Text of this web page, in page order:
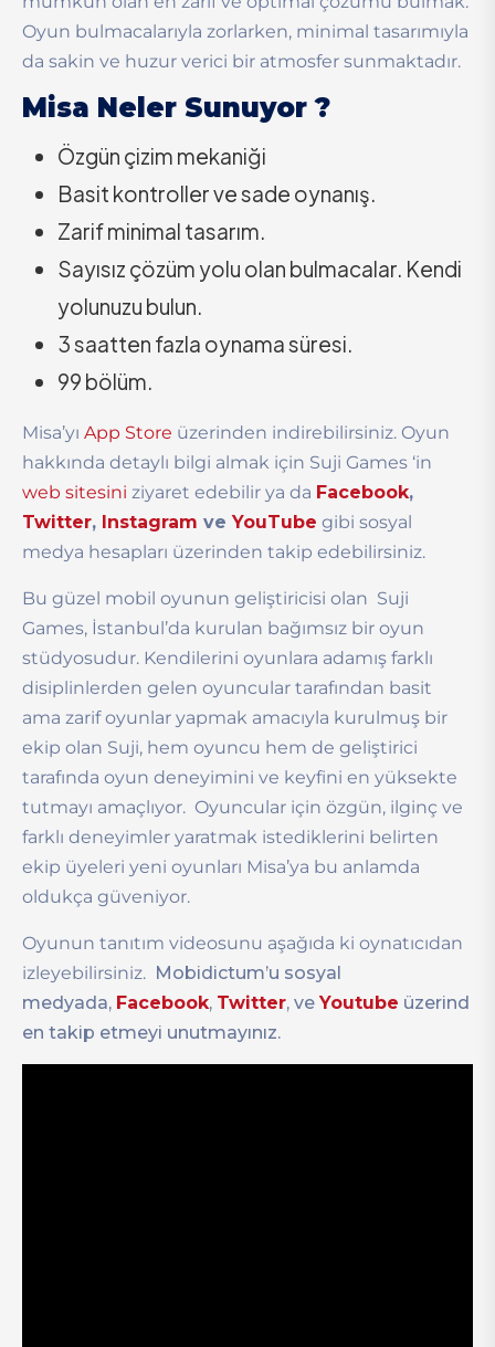
Oyun bulmacalarıyla zorlarken, minimal tasarımıyla
da sakin ve huzur verici bir atmosfer sunmaktadır.
Misa Neler Sunuyor ?
Özgün çizim mekaniği
Basit kontroller ve sade oynanış.
Zarif minimal tasarım.
Sayısız çözüm yolu olan bulmacalar. Kendi
yolunuzu bulun.
3 saatten fazla oynama süresi.
99 bölüm.
Misa’yı App Store üzerinden indirebilirsiniz. Oyun
hakkında detaylı bilgi almak için Suji Games ‘in
web sitesini ziyaret edebilir ya da Facebook,
Twitter, Instagram ve YouTube gibi sosyal
medya hesapları üzerinden takip edebilirsiniz.
Bu güzel mobil oyunun geliştiricisi olan Suji
Games, İstanbul’da kurulan bağımsız bir oyun
stüdyosudur. Kendilerini oyunlara adamış farklı
disiplinlerden gelen oyuncular tarafından basit
ama zarif oyunlar yapmak amacıyla kurulmuş bir
ekip olan Suji, hem oyuncu hem de geliştirici
tarafında oyun deneyimini ve keyfini en yüksekte
tutmayı amaçlıyor. Oyuncular için özgün, ilginç ve
farklı deneyimler yaratmak istediklerini belirten
ekip üyeleri yeni oyunları Misa’ya bu anlamda
oldukça güveniyor.
Oyunun tanıtım videosunu aşağıda ki oynatıcıdan
izleyebilirsiniz. Mobidictum’u sosyal
medyada, Facebook, Twitter, ve Youtube üzerind
en takip etmeyi unutmayınız.